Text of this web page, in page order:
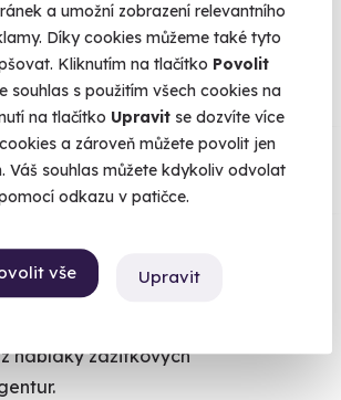
a umožní zobrazení relevantního
Díky cookies můžeme také tyto
Kliknutím na tlačítko Povolit
souhlas s použitím všech cookies na
na tlačítko Upravit se dozvíte více
a zároveň můžete povolit jen
Váš souhlas můžete kdykoliv odvolat
odkazu v patičce.
vše Upravit
Na heureka.czmáme
spokojenost zákazníků.
nás myslí
ohlasy
pojistit
nabídky zážitkových